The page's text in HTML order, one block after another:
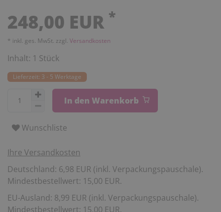
248,00 EUR *
* inkl. ges. MwSt. zzgl. Versandkosten
Inhalt: 1 Stück
Lieferzeit: 3 - 5 Werktage
In den Warenkorb
Wunschliste
Ihre Versandkosten
Deutschland: 6,98 EUR (inkl. Verpackungspauschale).
Mindestbestellwert: 15,00 EUR.
EU-Ausland: 8,99 EUR (inkl. Verpackungspauschale).
Mindestbestellwert: 15,00 EUR.